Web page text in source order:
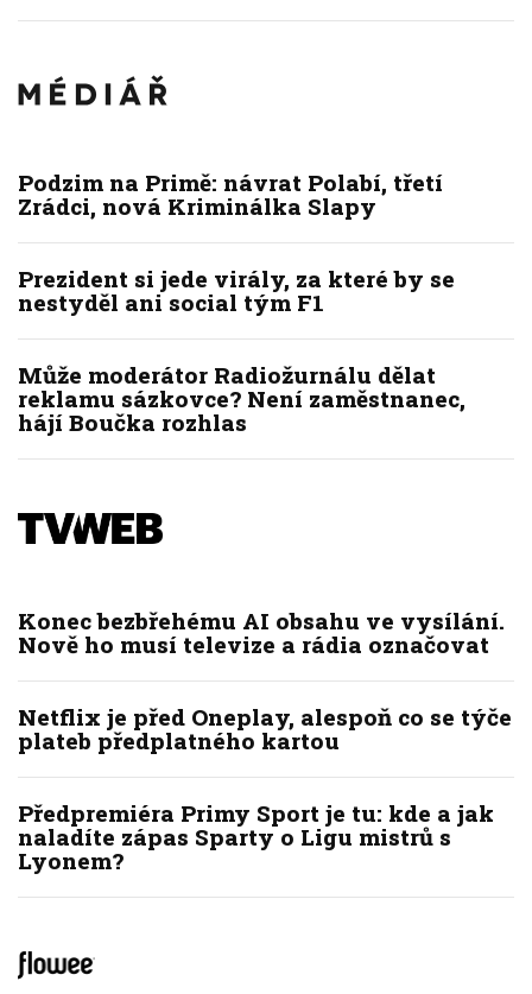
Podzim na Primě: návrat Polabí, třetí
Zrádci, nová Kriminálka Slapy
Prezident si jede virály, za které by se
nestyděl ani social tým F1
Může moderátor Radiožurnálu dělat
reklamu sázkovce? Není zaměstnanec,
hájí Boučka rozhlas
Konec bezbřehému AI obsahu ve vysílání.
Nově ho musí televize a rádia označovat
Netflix je před Oneplay, alespoň co se týče
plateb předplatného kartou
Předpremiéra Primy Sport je tu: kde a jak
naladíte zápas Sparty o Ligu mistrů s
Lyonem?